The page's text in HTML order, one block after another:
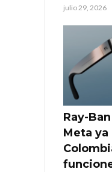
julio 29, 2026
Ray-
Meta ya